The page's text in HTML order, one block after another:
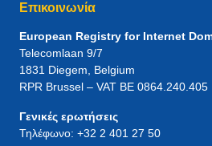
Επικοινωνία
European Registry for Internet
Telecomlaan 9/7
1831 Diegem , Belgium
RPR Brussel – VAT BE 0864.240.405
Γενικές ερωτήσεις
Τηλέφωνο: +32 2 401 27 50